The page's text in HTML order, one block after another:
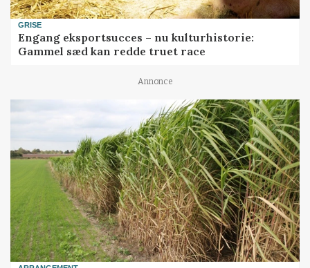
GRISE
Engang eksportsucces – nu kulturhistorie:
Gammel sæd kan redde truet race
Annonce